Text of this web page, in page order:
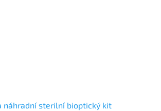
náhradní sterilní bioptický kit